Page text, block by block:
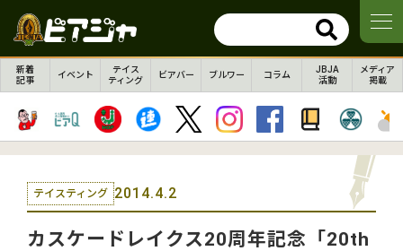
新着
記事
イベント
テイス
ティング
ビアバー ブルワー コラム
JBJA
活動
メディア
掲載
テイスティング 2014.4.2
カスケードレイクス20周年記念「20th